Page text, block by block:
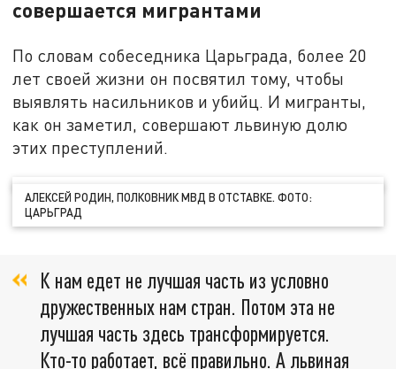
совершается мигрантами
По словам собеседника Царьграда, более 20
лет своей жизни он посвятил тому, чтобы
выявлять насильников и убийц. И мигранты,
как он заметил, совершают львиную долю
этих преступлений.
АЛЕКСЕЙ РОДИН, ПОЛКОВНИК МВД В ОТСТАВКЕ. ФОТО:
ЦАРЬГРАД
К нам едет не лучшая часть из условно
дружественных нам стран. Потом эта не
лучшая часть здесь трансформируется.
Кто-то работает, всё правильно. А львиная